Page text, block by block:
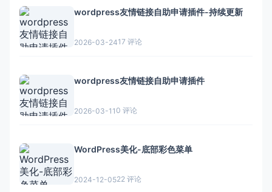
wordpress友情链接自助申请插件-持续更新
2026-03-2417 评论
wordpress友情链接自助申请插件
2026-03-110 评论
WordPress美化-底部彩色菜单
2024-12-0522 评论